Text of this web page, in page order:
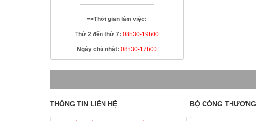
=>Thời gian làm việc:
Thứ 2 đến thứ 7: 08h30-19h00
Ngày chủ nhật: 08h30-17h00
THÔNG TIN LIÊN HỆ BỘ CÔNG THƯƠNG